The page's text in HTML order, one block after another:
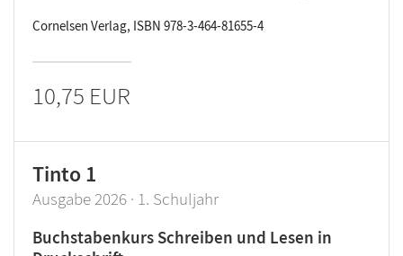
Cornelsen Verlag, ISBN 978-3-464-81655-4
10,75 EUR
Tinto 1
Ausgabe 2026 · 1. Schuljahr
Buchstabenkurs Schreiben und Lesen in